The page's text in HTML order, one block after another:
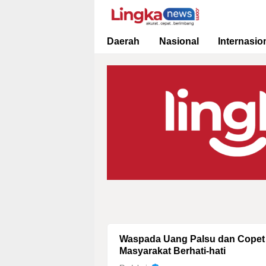
Lingkanews
Akurat. Cepat & Berimbang
Daerah Nasional
Waspada Uang Palsu dan
Masyarakat Berhati-hati